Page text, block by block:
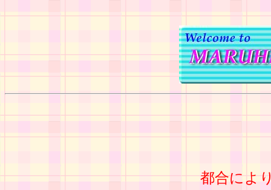
都合によ